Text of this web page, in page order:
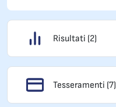
Risultati (2)
Tesseramenti (7)